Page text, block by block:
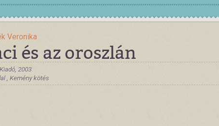
Veronika
és az oroszlán
2003
, Kemény kötés